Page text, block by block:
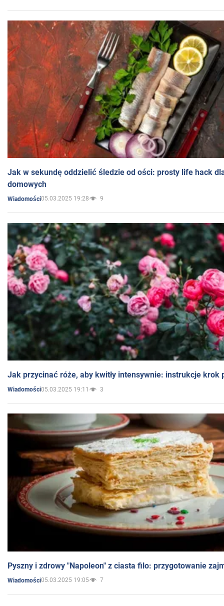
Jak w sekundę oddzielić śledzie od ości: prosty life hack
domowych
Wiadomości05.03.2025 19:28 9
Jak przycinać róże, aby kwitły intensywnie: instrukcje krok
Wiadomości05.03.2025 19:11 3
Pyszny i zdrowy "Napoleon" z ciasta filo: przygotowanie
Wiadomości05.03.2025 19:05 7